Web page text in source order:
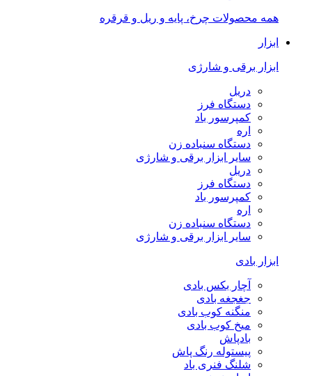
همه محصولات چرخ، پایه و ریل و قرقره
ابزار
ابزار برقی و شارژی
دریل
دستگاه فرز
کمپرسور باد
اره
دستگاه سنباده زن
سایر ابزار برقی و شارژی
دریل
دستگاه فرز
کمپرسور باد
اره
دستگاه سنباده زن
سایر ابزار برقی و شارژی
ابزار بادی
آچار بکس بادی
جغجغه بادی
منگنه کوب بادی
میخ کوب بادی
بادپاش
پیستوله رنگ پاش
شلنگ فنری باد